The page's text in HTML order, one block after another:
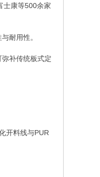
士康等500余家
耐用性。
补传统板式定
开料线与PUR